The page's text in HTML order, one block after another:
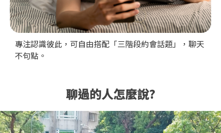
專注認識彼此，可自由搭配「三階段約會話題」，聊天
不句點。
聊過的人怎麼說?